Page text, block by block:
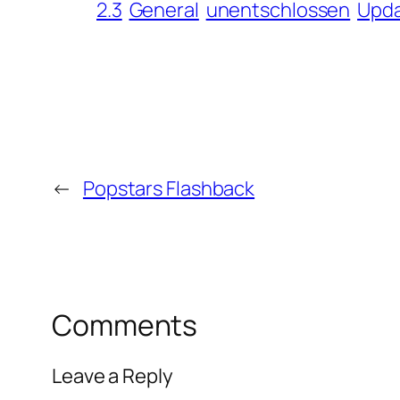
2.3 General unentschlossen
← Popstars Flashback
Comments
Leave a Reply